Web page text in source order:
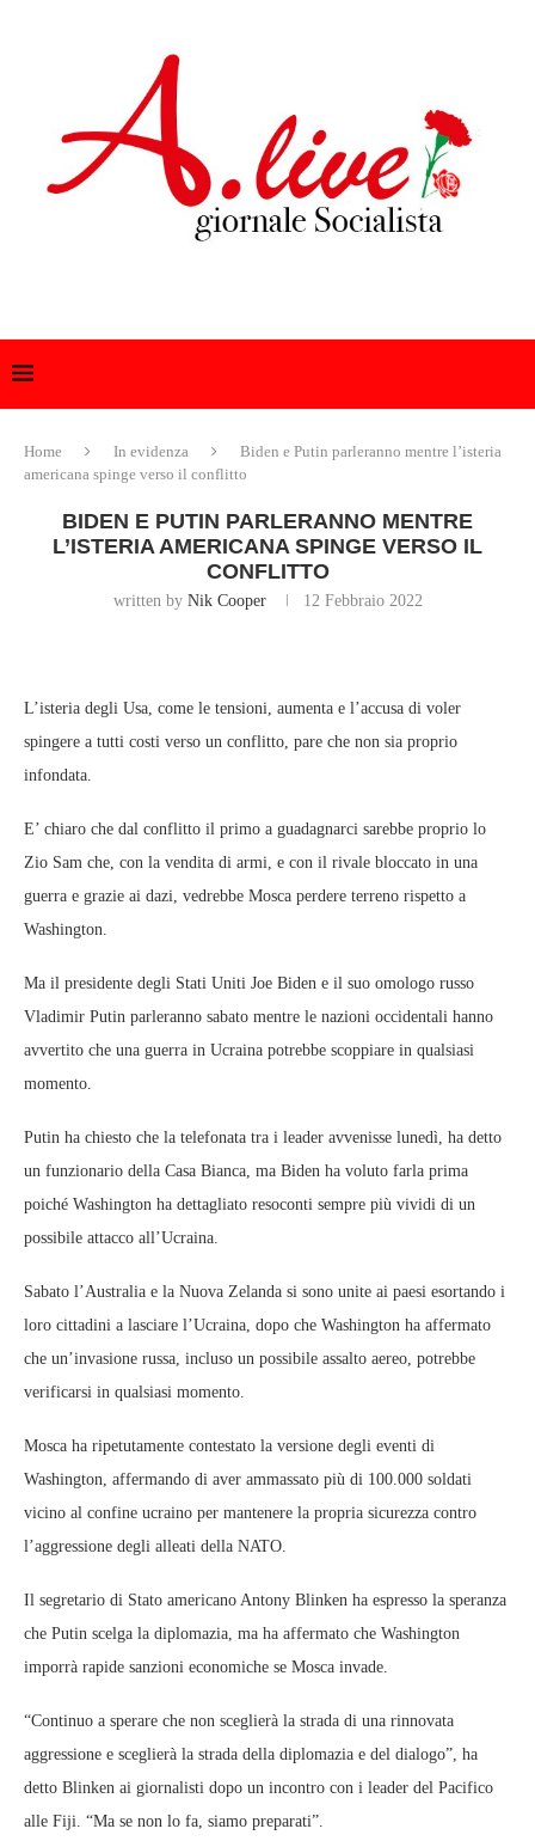
Home In evidenza
Biden e Putin parleranno mentre l’isteria
americana spinge verso il conflitto
BIDEN E PUTIN PARLERANNO MENTRE
L’ISTERIA AMERICANA SPINGE VERSO IL
CONFLITTO
written by Nik Cooper 12 Febbraio 2022
L’isteria degli Usa, come le tensioni, aumenta e l’accusa di voler
spingere a tutti costi verso un conflitto, pare che non sia proprio
infondata.
E’ chiaro che dal conflitto il primo a guadagnarci sarebbe proprio lo
Zio Sam che, con la vendita di armi, e con il rivale bloccato in una
guerra e grazie ai dazi, vedrebbe Mosca perdere terreno rispetto a
Washington.
Ma il presidente degli Stati Uniti Joe Biden e il suo omologo russo
Vladimir Putin parleranno sabato mentre le nazioni occidentali hanno
avvertito che una guerra in Ucraina potrebbe scoppiare in qualsiasi
momento.
Putin ha chiesto che la telefonata tra i leader avvenisse lunedì, ha detto
un funzionario della Casa Bianca, ma Biden ha voluto farla prima
poiché Washington ha dettagliato resoconti sempre più vividi di un
possibile attacco all’Ucraina.
Sabato l’Australia e la Nuova Zelanda si sono unite ai paesi esortando i
loro cittadini a lasciare l’Ucraina, dopo che Washington ha affermato
che un’invasione russa, incluso un possibile assalto aereo, potrebbe
verificarsi in qualsiasi momento.
Mosca ha ripetutamente contestato la versione degli eventi di
Washington, affermando di aver ammassato più di 100.000 soldati
vicino al confine ucraino per mantenere la propria sicurezza contro
l’aggressione degli alleati della NATO.
Il segretario di Stato americano Antony Blinken ha espresso la speranza
che Putin scelga la diplomazia, ma ha affermato che Washington
imporrà rapide sanzioni economiche se Mosca invade.
“Continuo a sperare che non sceglierà la strada di una rinnovata
aggressione e sceglierà la strada della diplomazia e del dialogo”, ha
detto Blinken ai giornalisti dopo un incontro con i leader del Pacifico
alle Fiji. “Ma se non lo fa, siamo preparati”.